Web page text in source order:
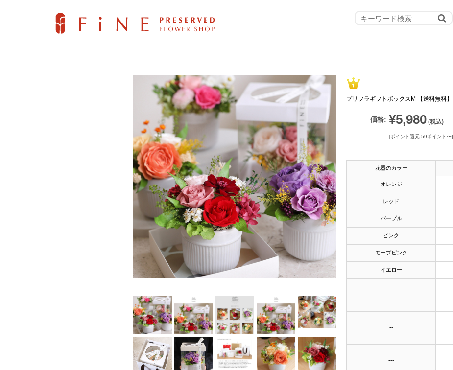
プリフラギフトボックスM 【送料無料】
価格: ¥5,980 (税込)
[ポイント還元 59ポイント〜]
花器のカラー
オレンジ
レッド
パープル
ピンク
モーブピンク
イエロー
-
--
---